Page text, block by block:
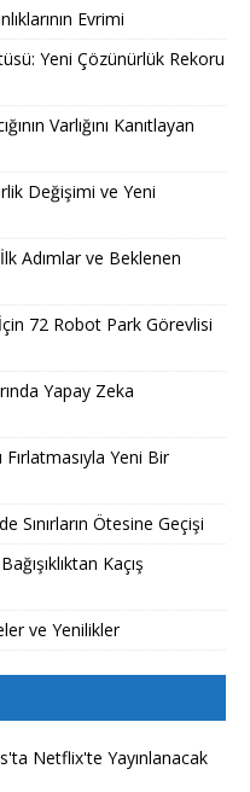
Evrimi
Yeni Çözünürlük Rekoru
Varlığını Kanıtlayan
Değişimi ve Yeni
Adımlar ve Beklenen
İçin 72 Robot Park Görevlisi
Yapay Zeka
Yeni Bir
Sınırların Ötesine Geçişi
Kaçış
ve Yenilikler
Netflix'te Yayınlanacak